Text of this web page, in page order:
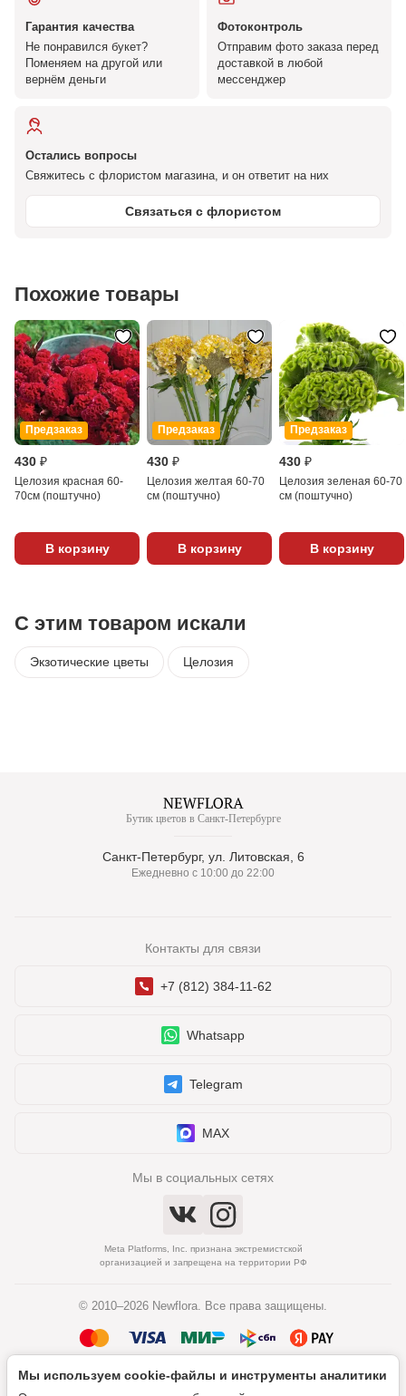
Гарантия качества
Не понравился букет?
Поменяем на другой или
вернём деньги
Фотоконтроль
Отправим фото заказа перед
доставкой в любой
мессенджер
Остались вопросы
Свяжитесь с флористом магазина, и он ответит на них
Связаться с флористом
Похожие товары
Предзаказ
430 ₽
Целозия красная 60-
70см (поштучно)
В корзину
Предзаказ
430 ₽
Целозия желтая 60-70
см (поштучно)
В корзину
Предзаказ
430 ₽
Целозия зеленая 60-70
см (поштучно)
В корзину
С этим товаром искали
Экзотические цветы Целозия
Бутик цветов в Санкт-Петербурге
Санкт-Петербург, ул. Литовская, 6
Ежедневно с 10:00 до 22:00
Контакты для связи
+7 (812) 384-11-62
Whatsapp
Telegram
MAX
Мы в социальных сетях
Meta Platforms, Inc. признана экстремистской
организацией и запрещена на территории РФ
© 2010–2026 Newflora. Все права защищены.
Политика обработки персональных данных
Мы используем cookie‑файлы и инструменты аналитики